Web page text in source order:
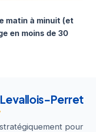
matin à minuit (et
en moins de 30
Perret
pour